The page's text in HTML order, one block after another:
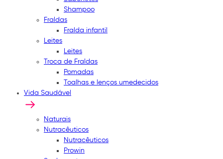
Shampoo
Fraldas
Fralda infantil
Leites
Leites
Troca de Fraldas
Pomadas
Toalhas e lenços umedecidos
Vida Saudável
Naturais
Nutracêuticos
Nutracêuticos
Prowin